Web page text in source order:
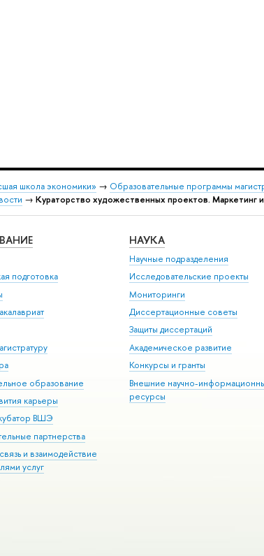
школа экономики» → Образовательные программы
→ Кураторство художественных проектов. Маркетинг
подготовка
образование
карьеры
ВШЭ
партнерства
и взаимодействие
услуг
НАУКА
Научные подразделения
Исследовательские проекты
Мониторинги
Диссертационные советы
Защиты диссертаций
Академическое развитие
Конкурсы и гранты
Внешние научно-
ресурсы